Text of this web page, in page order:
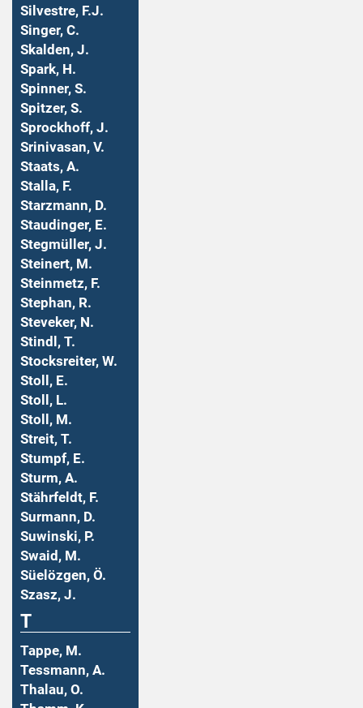
Silvestre, F.J.
Singer, C.
Skalden, J.
Spark, H.
Spinner, S.
Spitzer, S.
Sprockhoff, J.
Srinivasan, V.
Staats, A.
Stalla, F.
Starzmann, D.
Staudinger, E.
Stegmüller, J.
Steinert, M.
Steinmetz, F.
Stephan, R.
Steveker, N.
Stindl, T.
Stocksreiter, W.
Stoll, E.
Stoll, L.
Stoll, M.
Streit, T.
Stumpf, E.
Sturm, A.
Stährfeldt, F.
Surmann, D.
Suwinski, P.
Swaid, M.
Süelözgen, Ö.
Szasz, J.
T
Tappe, M.
Tessmann, A.
Thalau, O.